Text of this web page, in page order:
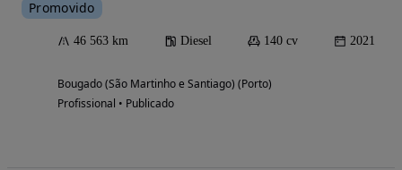
Promovido
46 563 km Diesel 140 cv 2021
Bougado (São Martinho e Santiago) (Porto)
Profissional • Publicado